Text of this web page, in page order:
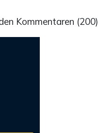
Kommentaren (200)